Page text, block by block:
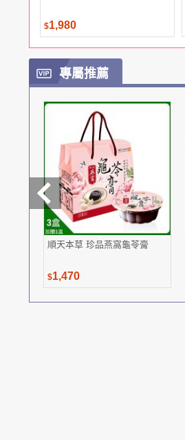
$1,980
專屬推薦
順天本草 珍品燕窩龜苓膏
$1,470